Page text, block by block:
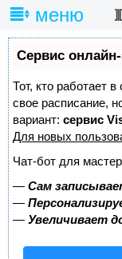
меню
Сервис
Тот, кто работает
свое расписание,
вариант: сервис
Для новых
Чат-бот для
— Сам
—
— Увеличивает